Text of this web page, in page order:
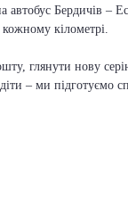
Бердичів –
кілометрі.
глянути нову
– ми підготуємо